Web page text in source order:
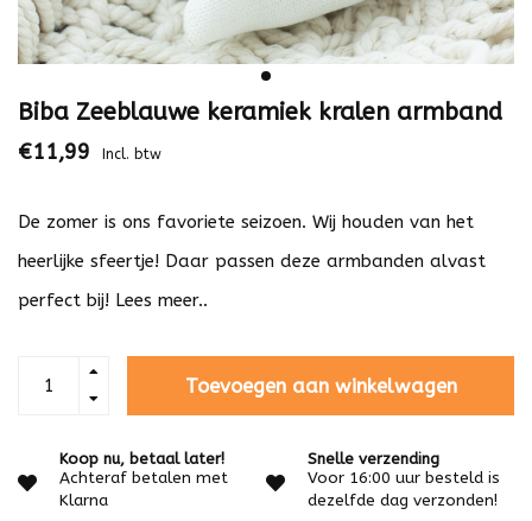
Biba Zeeblauwe keramiek kralen armband
€11,99 Incl. btw
De zomer is ons favoriete seizoen. Wij houden van het
heerlijke sfeertje! Daar passen deze armbanden alvast
perfect bij! Lees meer..
Toevoegen aan winkelwagen
Koop nu, betaal later!
Achteraf betalen met
Klarna
Snelle verzending
Voor 16:00 uur besteld is
dezelfde dag verzonden!